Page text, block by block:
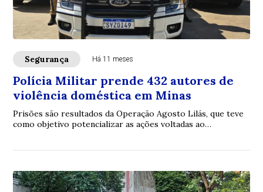
Segurança Há 11 meses
Polícia Militar prende 432 autores de
violência doméstica em Minas
Prisões são resultados da Operação Agosto Lilás, que teve
como objetivo potencializar as ações voltadas ao